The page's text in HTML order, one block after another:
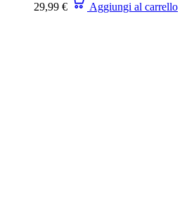
29,99 € Aggiungi al carrello